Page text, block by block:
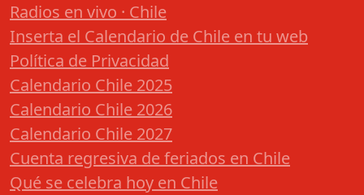
Radios en vivo · Chile
Inserta el Calendario de Chile en tu web
Política de Privacidad
Calendario Chile 2025
Calendario Chile 2026
Calendario Chile 2027
Cuenta regresiva de feriados en Chile
Qué se celebra hoy en Chile